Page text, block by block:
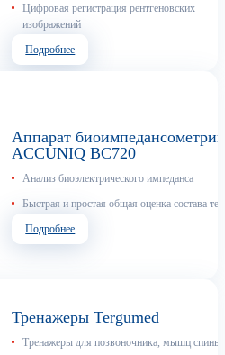
Цифровая регистрация рентгеновских
изображений
Подробнее
Аппарат
ACCUNIQ BC720
Анализ биоэлектрического импеданса
Быстрая и простая общая оценка состава
Подробнее
Тренажеры Tergumed
Тренажеры для позвоночника, мышц спины